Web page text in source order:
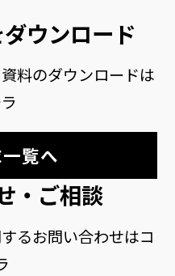
ウンロード
料のダウンロードは
覧へ
・ご相談
るお問い合わせはコ